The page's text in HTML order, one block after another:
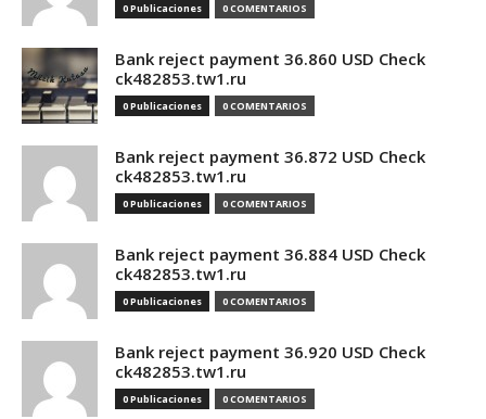
0 Publicaciones 0 COMENTARIOS
Bank reject payment 36.860 USD Check
ck482853.tw1.ru
0 Publicaciones 0 COMENTARIOS
Bank reject payment 36.872 USD Check
ck482853.tw1.ru
0 Publicaciones 0 COMENTARIOS
Bank reject payment 36.884 USD Check
ck482853.tw1.ru
0 Publicaciones 0 COMENTARIOS
Bank reject payment 36.920 USD Check
ck482853.tw1.ru
0 Publicaciones 0 COMENTARIOS